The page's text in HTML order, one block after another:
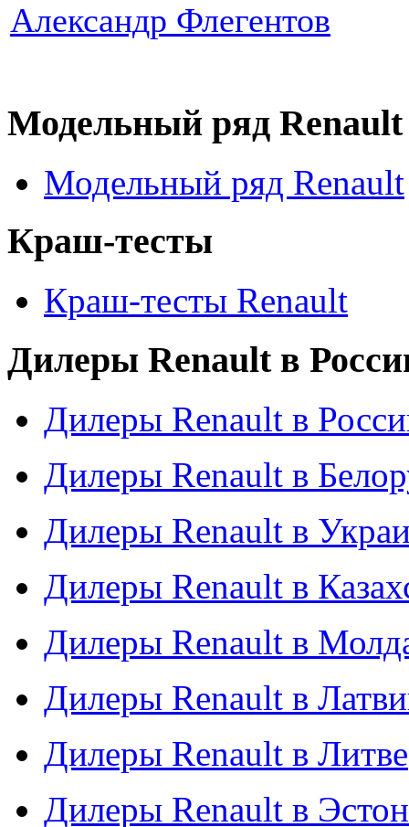
Александр Флегентов
Модельный ряд Renault
Модельный ряд Renault
Краш-тесты
Краш-тесты Renault
Дилеры Renault в
Дилеры Renault в
Дилеры Renault в
Дилеры Renault в
Дилеры Renault в
Дилеры Renault в
Дилеры Renault в
Дилеры Renault в Литве
Дилеры Renault в